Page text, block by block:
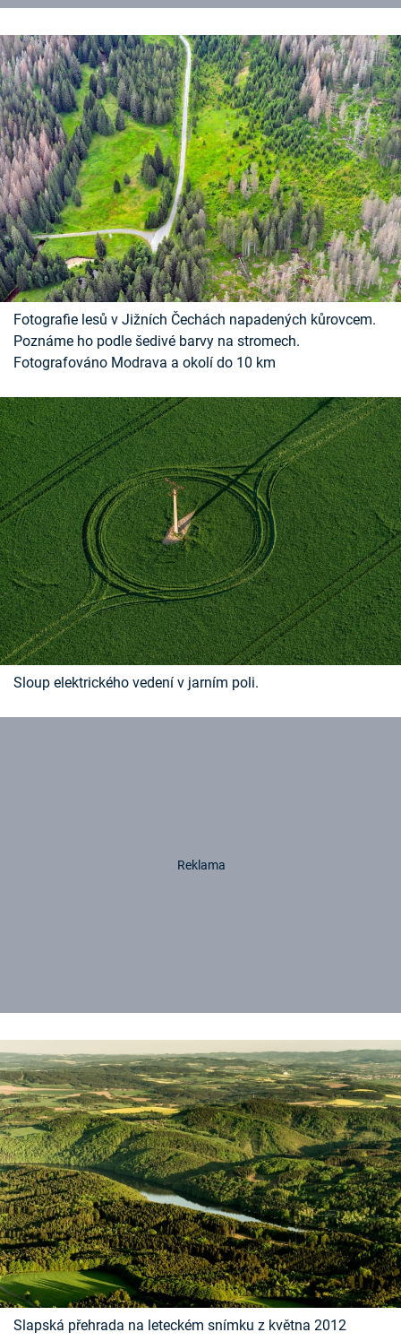
Fotografie lesů v Jižních Čechách napadených kůrovcem.
Poznáme ho podle šedivé barvy na stromech.
Fotografováno Modrava a okolí do 10 km
Sloup elektrického vedení v jarním poli.
Slapská přehrada na leteckém snímku z května 2012